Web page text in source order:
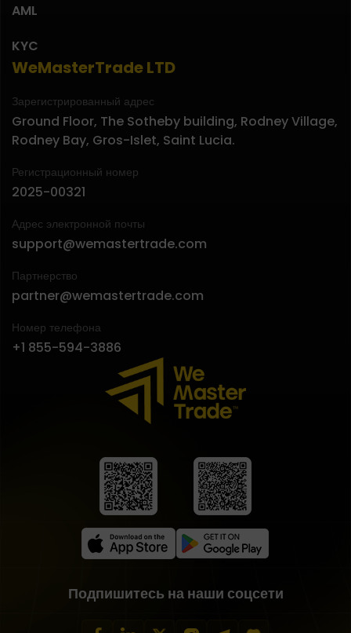
Подпишитесь на наши соцсети
WeMasterTrade LTD
Зарегистрированный адрес
Ground Floor, The Sotheby building, Rodney Village,
Rodney Bay, Gros-Islet, Saint Lucia.
Регистрационный номер
2025-00321
Адрес электронной почты
support@wemastertrade.com
Партнерство
partner@wemastertrade.com
Номер телефона
+1 855-594-3886
AML
KYC